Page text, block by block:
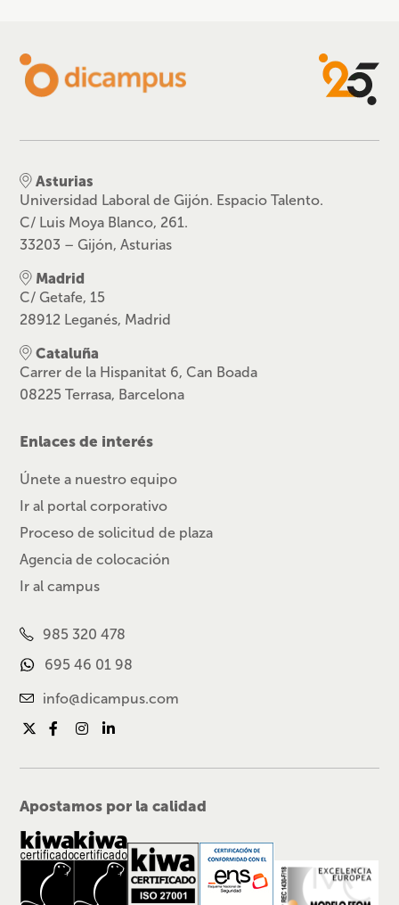
Asturias
Universidad Laboral de Gijón. Espacio Talento.
C/ Luis Moya Blanco, 261.
33203 – Gijón, Asturias
Madrid
C/ Getafe, 15
28912 Leganés, Madrid
Cataluña
Carrer de la Hispanitat 6, Can Boada
08225 Terrasa, Barcelona
Enlaces de interés
Únete a nuestro equipo
Ir al portal corporativo
Proceso de solicitud de plaza
Agencia de colocación
Ir al campus
985 320 478
695 46 01 98
info@dicampus.com
Apostamos por la calidad